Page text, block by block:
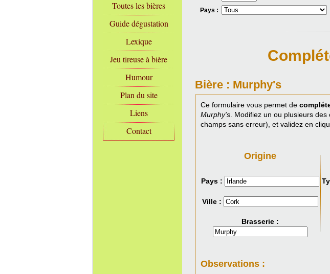
Toutes les bières
Guide dégustation
Lexique
Jeu tireuse à bière
Humour
Plan du site
Liens
Contact
Pays :
Bière : Murphy's
Ce formulaire vous permet de
Murphy's . Modifiez un ou plusieurs
champs sans erreur), et validez en
Origine
Pays :
Ville :
Brasserie :
Observations :